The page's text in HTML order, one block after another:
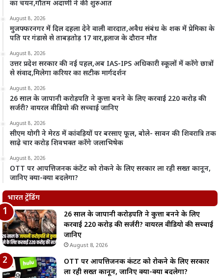
का चयन,गौतम अदाणी ने की शुरुआत
August 8, 2026
मुजफ्फरनगर में दिल दहला देने वाली वारदात,अवैध संबंध के शक में प्रेमिका के
पति पर गंडासे से ताबड़तोड़ 17 वार,इलाज के दौरान मौत
August 8, 2026
उत्तर प्रदेश सरकार की नई पहल,अब IAS-IPS अधिकारी स्कूलों में करेंगे छात्रों
से संवाद,मिलेगा करियर का सटीक मार्गदर्शन
August 8, 2026
26 साल के जापानी करोड़पति ने कुत्ता बनने के लिए करवाई 220 करोड़ की
सर्जरी? वायरल वीडियो की सच्चाई जानिए
August 8, 2026
सीएम योगी ने मेरठ में कांवड़ियों पर बरसाए फूल, बोले- सावन की शिवरात्रि तक
साढ़े चार करोड़ शिवभक्त करेंगे जलाभिषेक
August 8, 2026
OTT पर आपत्तिजनक कंटेंट को रोकने के लिए सरकार ला रही सख्त कानून,
जानिए क्या-क्या बदलेगा?
भारत ट्रेंडिंग
26 साल के जापानी करोड़पति ने कुत्ता बनने के लिए
करवाई 220 करोड़ की सर्जरी? वायरल वीडियो की सच्चाई
जानिए
August 8, 2026
OTT पर आपत्तिजनक कंटेंट को रोकने के लिए सरकार
ला रही सख्त कानून, जानिए क्या-क्या बदलेगा?